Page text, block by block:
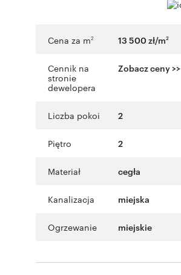
Cena za m2 13 500 zł/m2
Cennik na
stronie
dewelopera
Zobacz ceny >>
Liczba pokoi 2
Piętro 2
Materiał cegła
Kanalizacja miejska
Ogrzewanie miejskie